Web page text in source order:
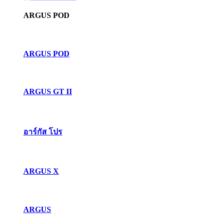
ARGUS POD
ARGUS POD
ARGUS GT II
อาร์กัส โปร
ARGUS X
ARGUS